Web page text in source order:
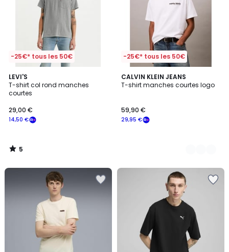
-25€* tous les 50€
LEVI'S
T-shirt col rond manches
courtes
14,50 €
29,00 €
5
/
5
5
/
-25€* tous les 50€
CALVIN KLEIN JEANS
T-shirt manches courtes logo
29,95 €
59,90 €
2
Couleurs